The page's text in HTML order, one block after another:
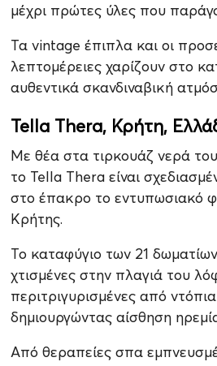
μέχρι πρώτες ύλες που
Τα vintage έπιπλα και οι
λεπτομέρειες χαρίζουν στο
αυθεντικά σκανδιναβική
Tella Thera, Κρήτη,
Με θέα στα τιρκουάζ νερά
το Tella Thera είναι
στο έπακρο το εντυπωσιακό
Κρήτης.
Το καταφύγιο των 21
χτισμένες στην πλαγιά του
περιτριγυρισμένες από
δημιουργώντας αίσθηση
Από θεραπείες σπα